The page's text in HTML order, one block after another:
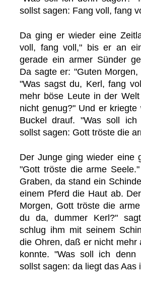
sollst sagen: Fang voll, fang
Da ging er wieder eine
voll, fang voll," bis er an
gerade ein armer Sünder
Da sagte er: "Guten
"Was sagst du, Kerl, fang
mehr böse Leute in der
nicht genug?" Und er
Buckel drauf. "Was soll
sollst sagen: Gott tröste die
Der Junge ging wieder eine
"Gott tröste die arme
Graben, da stand ein
einem Pferd die Haut ab.
Morgen, Gott tröste die
du da, dummer Kerl?"
schlug ihm mit seinem
die Ohren, daß er nicht mehr
konnte. "Was soll ich denn
sollst sagen: da liegt das Aas